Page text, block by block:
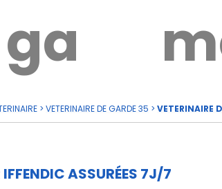
garde
> VETERINAIRE DE GARDE 35 > VETERINAIRE
ASSURÉES 7J/7